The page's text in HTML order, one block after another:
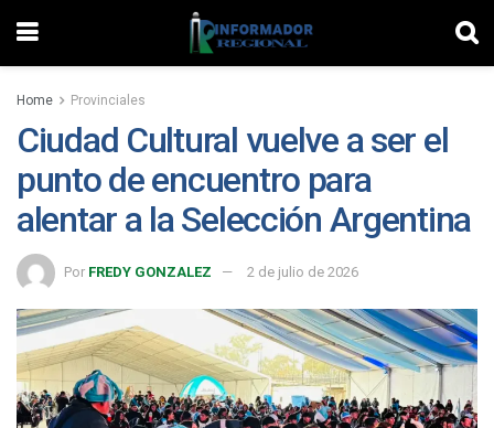
Home Provinciales
Ciudad Cultural vuelve a ser el
punto de encuentro para
alentar a la Selección Argentina
Por FREDY GONZALEZ 2 de julio de 2026